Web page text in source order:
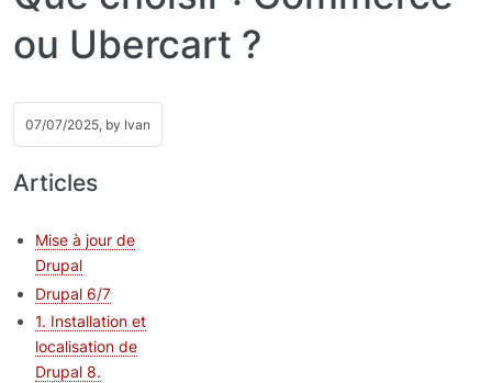
ou Ubercart ?
07/07/2025, by Ivan
Articles
Mise à jour de
Drupal
Drupal 6/7
1. Installation et
localisation de
Drupal 8.